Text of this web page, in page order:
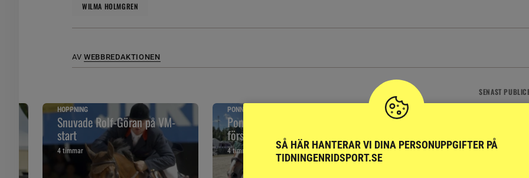
WILMA HOLMGREN
AV WEBBREDAKTIONEN
SENAST
HOPPNING
Snuvade Rolf-Göran på VM-
start
4 timmar
PONNYPAPPAN
Ponnypappan: Kärlek från
första gnägget
4 timmar
RIDSPORT PLAY, VÄRLDEN
Alf låg fast i djup grop – åtta
komma
SÅ HÄR HANTERAR VI DINA PERSONUPPGIFTER PÅ
TIDNINGENRIDSPORT.SE